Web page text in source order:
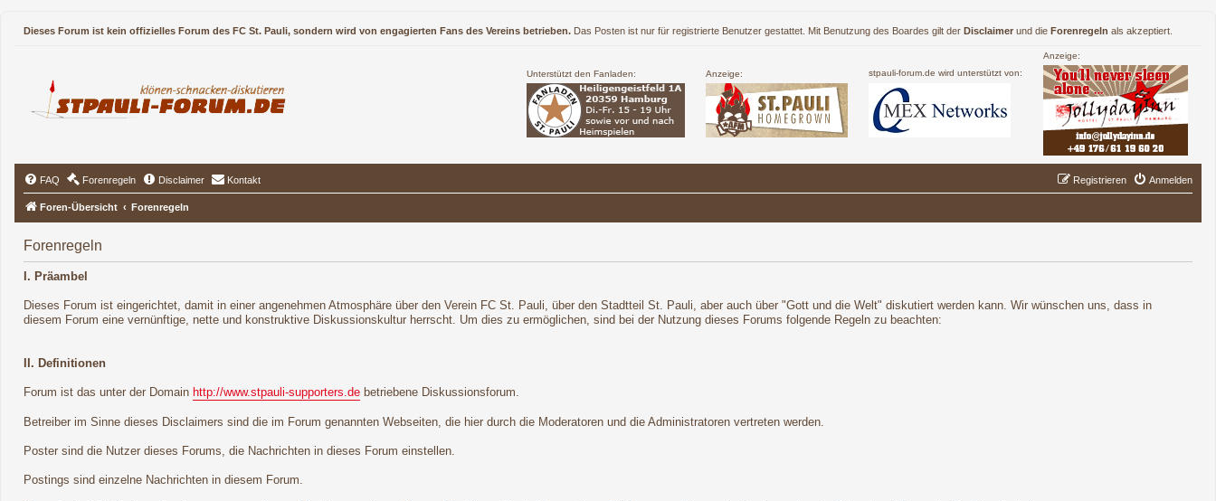
Dieses Forum ist kein offizielles Forum des FC St. Pauli, sondern wird von engagierten Fans des Vereins betrieben. Das Posten ist nur für registrierte Benutzer gestattet. Mit Benutzung des Boardes gilt der Disclaimer und die Forenregeln als akzeptiert.
Unterstützt den Fanladen: Anzeige: stpauli-forum.de wird unterstützt von:
Anzeige:
FAQ Forenregeln Disclaimer Kontakt Anmelden
Registrieren
Foren-Übersicht Forenregeln
Forenregeln
I. Präambel
Dieses Forum ist eingerichtet, damit in einer angenehmen Atmosphäre über den Verein FC St. Pauli, über den Stadtteil St. Pauli, aber auch über "Gott und die Welt" diskutiert werden kann. Wir wünschen uns, dass in
diesem Forum eine vernünftige, nette und konstruktive Diskussionskultur herrscht. Um dies zu ermöglichen, sind bei der Nutzung dieses Forums folgende Regeln zu beachten:
II. Definitionen
Forum ist das unter der Domain http://www.stpauli-supporters.de betriebene Diskussionsforum.
Betreiber im Sinne dieses Disclaimers sind die im Forum genannten Webseiten, die hier durch die Moderatoren und die Administratoren vertreten werden.
Poster sind die Nutzer dieses Forums, die Nachrichten in dieses Forum einstellen.
Postings sind einzelne Nachrichten in diesem Forum.